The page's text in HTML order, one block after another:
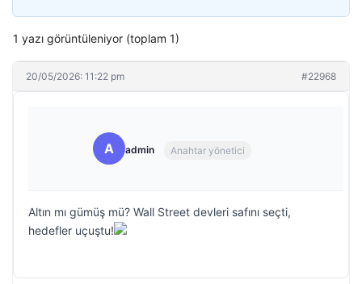
1 yazı görüntüleniyor (toplam 1)
20/05/2026: 11:22 pm #22968
A admin Anahtar yönetici
Altın mı gümüş mü? Wall Street devleri safını seçti,
hedefler uçuştu!